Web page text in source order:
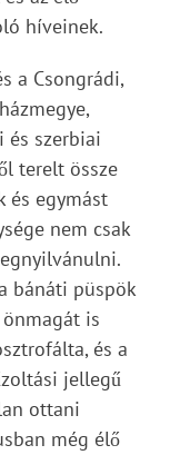
híveinek.
a Csongrádi,
és szerbiai
terelt össze
és egymást
nem csak
bánáti püspök
is
és a
jellegű
ottani
még élő